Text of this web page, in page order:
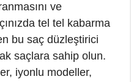
ve
tel tel kabarma
bu saç düzleştirici
saçlara sahip olun.
iyonlu modeller,